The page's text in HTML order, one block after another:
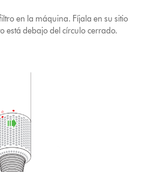
en la máquina. Fíjala en su sitio
está debajo del círculo cerrado.